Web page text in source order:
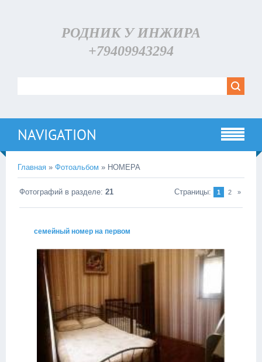
РОДНИК У ИНЖИРА
+79409943294
NAVIGATION
Главная » Фотоальбом » НОМЕРА
Фотографий в разделе: 21 Страницы: 1 2 »
семейный номер на первом
02.05.2015
alakhadze